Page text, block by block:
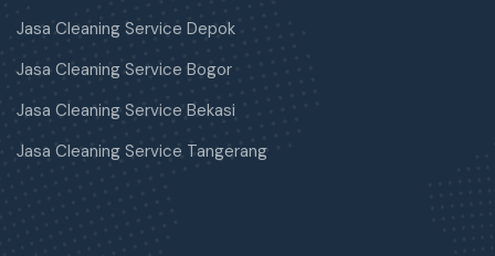
Jasa Cleaning Service Depok
Jasa Cleaning Service Bogor
Jasa Cleaning Service Bekasi
Jasa Cleaning Service Tangerang